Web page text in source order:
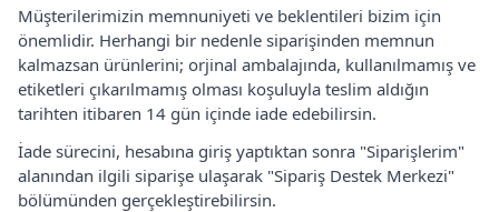
Müşterilerimizin memnuniyeti ve beklentileri bizim için
önemlidir. Herhangi bir nedenle siparişinden memnun
kalmazsan ürünlerini; orjinal ambalajında, kullanılmamış ve
etiketleri çıkarılmamış olması koşuluyla teslim aldığın
tarihten itibaren 14 gün içinde iade edebilirsin.
İade sürecini, hesabına giriş yaptıktan sonra "Siparişlerim"
alanından ilgili siparişe ulaşarak "Sipariş Destek Merkezi"
bölümünden gerçekleştirebilirsin.